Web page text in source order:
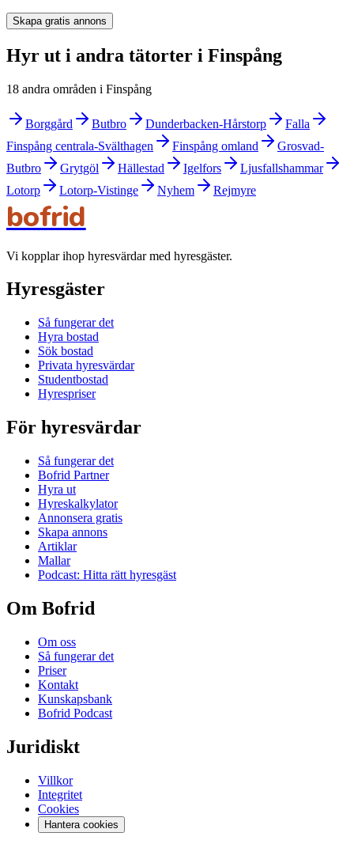
Skapa gratis annons
Hyr ut i andra tätorter i Finspång
18 andra områden i Finspång
Borggård Butbro Dunderbacken-Hårstorp
Falla
Finspång centrala-Svälthagen
Finspång omland
Grosvad-
Butbro
Grytgöl Hällestad Igelfors
Ljusfallshammar
Lotorp
Lotorp-Vistinge Nyhem Rejmyre
bofrid
Vi kopplar ihop hyresvärdar med hyresgäster.
Hyresgäster
Så fungerar det
Hyra bostad
Sök bostad
Privata hyresvärdar
Studentbostad
Hyrespriser
För hyresvärdar
Så fungerar det
Bofrid Partner
Hyra ut
Hyreskalkylator
Annonsera gratis
Skapa annons
Artiklar
Mallar
Podcast: Hitta rätt hyresgäst
Om Bofrid
Om oss
Så fungerar det
Priser
Kontakt
Kunskapsbank
Bofrid Podcast
Juridiskt
Villkor
Integritet
Cookies
Hantera cookies